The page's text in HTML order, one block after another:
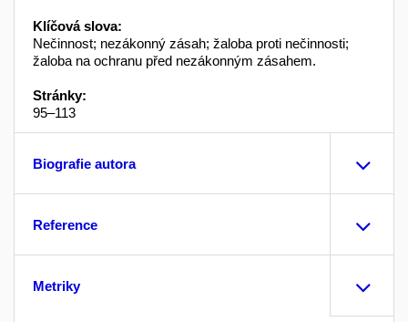
Klíčová slova:
Nečinnost; nezákonný zásah; žaloba proti nečinnosti;
žaloba na ochranu před nezákonným zásahem.
Stránky:
95–113
Biografie autora
Reference
Metriky